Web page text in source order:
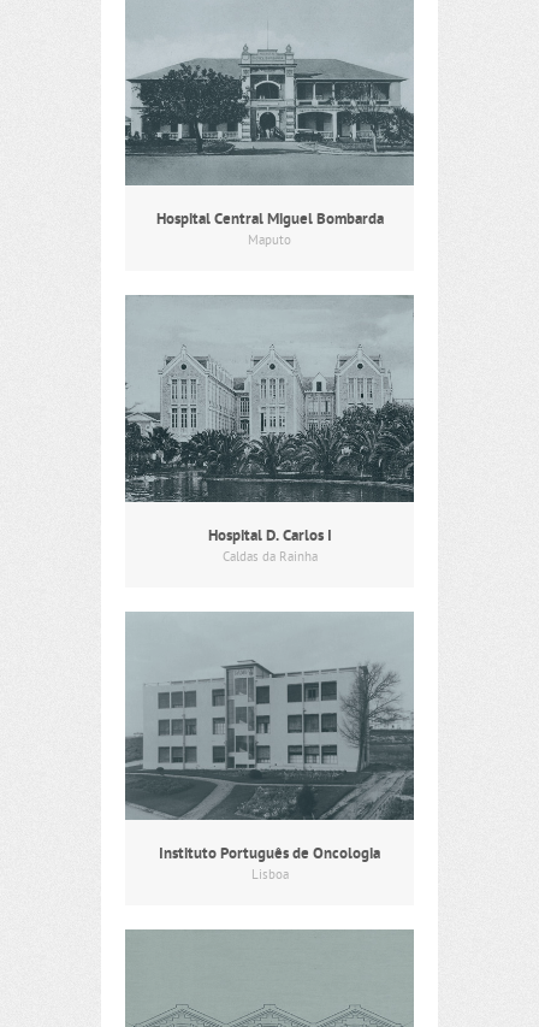
Hospital Central Miguel Bombarda
Maputo
Hospital D. Carlos I
Caldas da Rainha
Instituto Português de Oncologia
Lisboa